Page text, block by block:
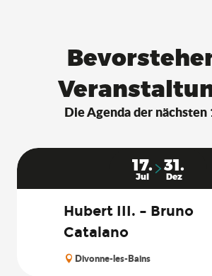
Die Agenda der nächsten
17.
Jul
31.
Dez
Hubert III. – Bruno
Catalano
Divonne-les-Bains